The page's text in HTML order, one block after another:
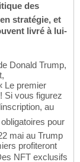
des
stratégie, et
livré à lui-
Donald Trump,
Le premier
Si vous figurez
au
pour
mai au Trump
profiteront
NFT exclusifs